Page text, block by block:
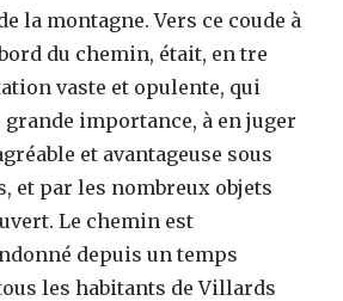
la montagne. Vers ce coude à
du chemin, était, en tre
vaste et opulente, qui
grande importance, à en juger
et avantageuse sous
et par les nombreux objets
Le chemin est
depuis un temps
les habitants de Villards